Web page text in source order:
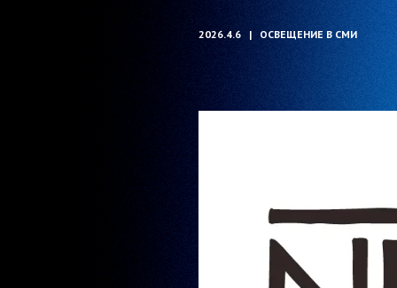
2026.4.6 ОСВЕЩЕНИЕ В СМИ